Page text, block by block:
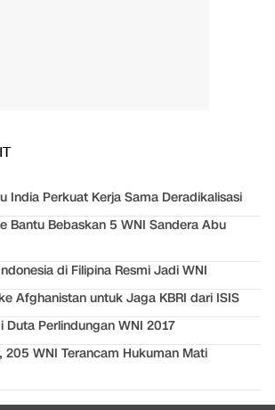
India Perkuat Kerja Sama Deradikalisasi
Bantu Bebaskan 5 WNI Sandera Abu
di Filipina Resmi Jadi WNI
Afghanistan untuk Jaga KBRI dari ISIS
Duta Perlindungan WNI 2017
205 WNI Terancam Hukuman Mati